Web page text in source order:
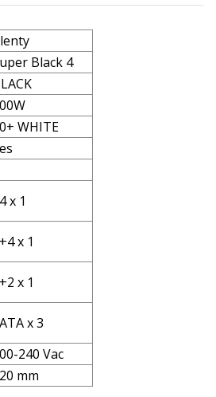
Black 4
WHITE
x 1
x 1
x 1
x 3
240 Vac
mm